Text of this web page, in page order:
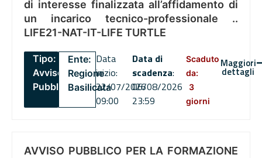
di interesse finalizzata all’affidamento di
un incarico tecnico-professionale ..
LIFE21-NAT-IT-LIFE TURTLE
Tipo:
Avviso
Pubblico
Ente:
Regione
Basilicata
Data
inizio:
22/07/2026
09:00
Data di
scadenza:
06/08/2026
23:59
Scaduto
da:
3
giorni
Maggiori
dettagli
AVVISO PUBBLICO PER LA FORMAZIONE